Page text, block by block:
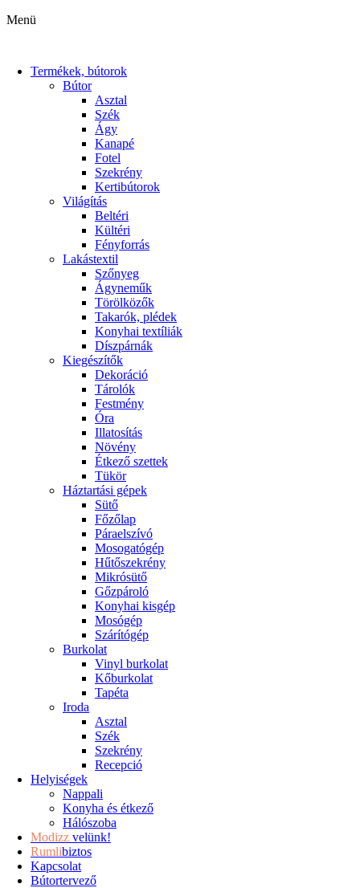
Menü
Termékek, bútorok
Bútor
Asztal
Szék
Ágy
Kanapé
Fotel
Szekrény
Kertibútorok
Világítás
Beltéri
Kültéri
Fényforrás
Lakástextil
Szőnyeg
Ágyneműk
Törölközők
Takarók, plédek
Konyhai textíliák
Díszpárnák
Kiegészítők
Dekoráció
Tárolók
Festmény
Óra
Illatosítás
Növény
Étkező szettek
Tükör
Háztartási gépek
Sütő
Főzőlap
Páraelszívó
Mosogatógép
Hűtőszekrény
Mikrósütő
Gőzpároló
Konyhai kisgép
Mosógép
Szárítógép
Burkolat
Vinyl burkolat
Kőburkolat
Tapéta
Iroda
Asztal
Szék
Szekrény
Recepció
Helyiségek
Nappali
Konyha és étkező
Hálószoba
Modizz velünk!
Rumlibiztos
Kapcsolat
Bútortervező